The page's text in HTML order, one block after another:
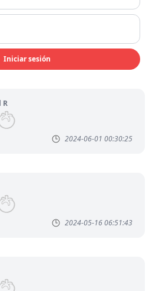
Iniciar sesión
R
2024-06-01 00:30:25
2024-05-16 06:51:43